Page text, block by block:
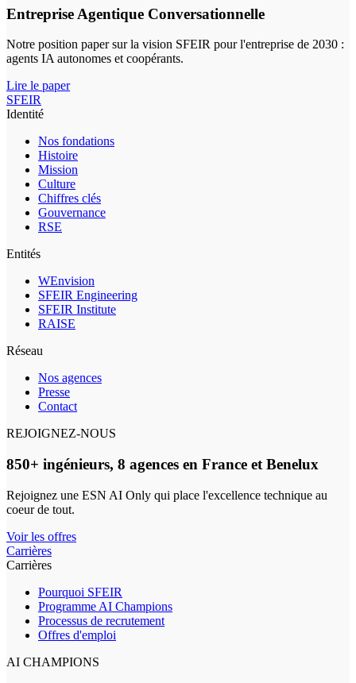
Entreprise Agentique Conversationnelle
Notre position paper sur la vision SFEIR pour l'entreprise de 2030 :
agents IA autonomes et coopérants.
Lire le paper
SFEIR
Identité
Nos fondations
Histoire
Mission
Culture
Chiffres clés
Gouvernance
RSE
Entités
WEnvision
SFEIR Engineering
SFEIR Institute
RAISE
Réseau
Nos agences
Presse
Contact
REJOIGNEZ-NOUS
850+ ingénieurs, 8 agences en France et Benelux
Rejoignez une ESN AI Only qui place l'excellence technique au
coeur de tout.
Voir les offres
Carrières
Carrières
Pourquoi SFEIR
Programme AI Champions
Processus de recrutement
Offres d'emploi
AI CHAMPIONS